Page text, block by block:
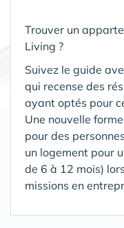
Trouver un
Living ?
Suivez le guide
qui recense des
ayant optés pour
Une nouvelle
pour des
un logement pour
de 6 à 12 mois)
missions en